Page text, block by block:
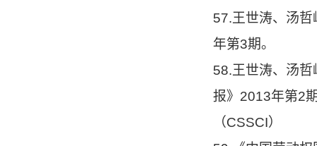
57.王世涛、汤
年第3期。
58.王世涛、汤
报》2013年第2
（CSSCI）